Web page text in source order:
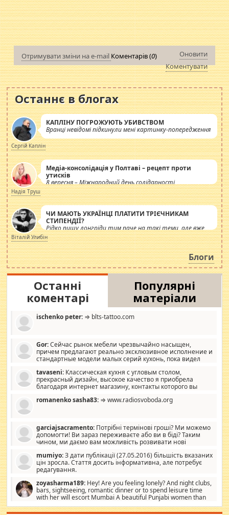
Отримувати зміни на e-mail Коментарів (0)
Оновити
Коментувати
Останнє в блогах
КАПЛІНУ ПОГРОЖУЮТЬ УБИВСТВОМ
Вранці невідомі підкинули мені картинку-попередження
Сергій Каплін
Медіа-консолідація у Полтаві – рецепт проти
утисків
8 вересня – Міжнародний день солідарності
журналістів.
Надія Труш
ЧИ МАЮТЬ УКРАЇНЦІ ПЛАТИТИ ТРІЄЧНИКАМ
СТИПЕНДІЇ?
Рідко пишу лонгріди тим паче на такі теми, але вже
просто дістало! Обурюють сьогоднішні інсенуації
навколо стипендіального питання. Штучно
роздувається ще одна соціальна катастрофа.
Віталій Улибін
Блоги
Останні
коментарі
Популярні
матеріали
ischenko peter: ⇒ blts-tattoo.com
Gor:Сейчас рынок мебели чрезвычайно насыщен,
причем предлагают реально эксклюзивное исполнение и
стандартные модели малых серий кухонь, пока видел
стандартные формы, в MebelOk, креативненько и что главное -
со вкусом все в порядке, без ненужных наворотов удорожающих
мебель, а это не последний фактор.
tavaseni: Классическая кухня с угловым столом,
прекрасный дизайн, высокое качество я приобрела
благодаря интернет магазину, контакты которого вы
romanenko sasha83: ⇒ www.radiosvoboda.org
garciajsacramento: Потрібні термінові гроші? Ми можемо
допомогти! Ви зараз переживаєте або ви в біді? Таким
чином, ми даємо вам можливість розвивати нові
допомагати людям, які намагаються дати їм шанс. Кожен
заслуговує на другий шанс, і, оскільки влада не зможе, вони
повинні приймати від інших. Для нас нема багато суми, і зрілість
витрат, а тільки узгоджених сум і нічого іншого. Не чекайте і не
коментуйте цей пост. Введіть суму, яку ви хочете подати, і ми
зв'яжемося з вами з усіма варіантами. зв'яжіться з нами
сьогодні на garciajsacramento@gmail.com Вам потрібні термінові
mumiyo:З дати публікації (27.05.2016) більшість вказаних
цін зросла. Стаття досить інформативна, але потребує
редагування.
zoyasharma189: Hey! Are you feeling lonely? And night clubs,
bars, sightseeing, romantic dinner or to spend leisure time
with her will escort Mumbai A beautiful Punjabi women than
sexy escort companion in arms that you guys feel like 5 star luxury
hotel had to spend the night in their search for loved solitaire free